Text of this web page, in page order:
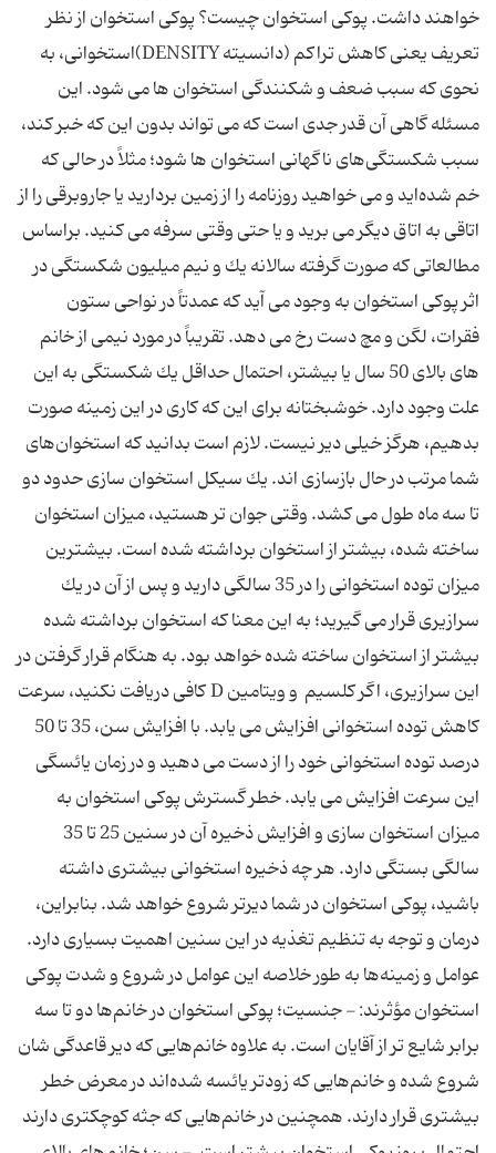
خواهند داشت. پوكی‌ استخوان‌ چیست؟ پوكی‌ استخوان‌ از نظر
تعریف‌ یعنی‌ كاهش‌ تراكم (دانسیته DENSITY)استخوانی، به‌
نحوی‌ كه‌ سبب‌ ضعف‌ و شكنندگی‌ استخوان‌ ها می ‌شود. این‌
مسئله‌ گاهی‌ آن‌ قدر جدی‌ است‌ كه‌ می ‌تواند بدون‌ این‌ كه‌ خبر كند،
سبب‌ شكستگی‌های‌ ناگهانی‌ استخوان‌ ها شود؛ مثلاً در حالی‌ كه‌
خم‌ شده‌اید و می ‌خواهید روزنامه‌ را از زمین‌ بردارید یا جاروبرقی‌ را از
اتاقی‌ به‌ اتاق‌ دیگر می برید و یا حتی‌ وقتی سرفه‌ می كنید. براساس‌
مطالعاتی‌ كه‌ صورت‌ گرفته سالانه‌ یك ‌و نیم ‌میلیون‌ شكستگی‌ در
اثر پوكی‌ استخوان‌ به‌ وجود می ‌آید كه‌ عمدتاً در نواحی‌ ستون‌
فقرات، لگن‌ و مچ‌ دست‌ رخ‌ می‌ دهد. تقریباً در مورد نیمی‌ از خانم‌
های‌ بالای‌ 50 سال‌ یا بیشتر، احتمال‌ حداقل‌ یك‌ شكستگی‌ به‌ این‌
علت‌ وجود دارد. خوشبختانه‌ برای‌ این‌ كه‌ كاری‌ در این‌ زمینه‌ صورت‌
بدهیم، هرگز خیلی‌ دیر نیست. لازم‌ است‌ بدانید كه‌ استخوان‌های‌
شما مرتب‌ در حال‌ بازسازی‌ اند. یك‌ سیكل‌ استخوان ‌سازی‌ حدود دو
تا سه‌ ماه‌ طول‌ می‌ كشد. وقتی‌ جوان ‌تر هستید، میزان‌ استخوان‌
ساخته ‌شده، بیشتر از استخوان‌ برداشته‌ شده‌ است. بیشترین‌
میزان‌ توده‌ استخوانی‌ را در 35 سالگی‌ دارید و پس‌ از آن‌ در یك‌
سرازیری‌ قرار می ‌گیرید؛ به‌ این‌ معنا كه‌ استخوان‌ برداشته ‌شده‌
بیشتر از استخوان‌ ساخته ‌شده‌ خواهد بود. به‌ هنگام‌ قرار گرفتن‌ در
این‌ سرازیری، اگر كلسیم ‌ و ویتامین D كافی‌ دریافت‌ نكنید، سرعت‌
كاهش‌ توده‌ استخوانی‌ افزایش‌ می‌ یابد. با افزایش‌ سن، 35 تا 50
درصد توده‌ استخوانی‌ خود را از دست‌ می ‌دهید و در زمان‌ یائسگی‌
این‌ سرعت‌ افزایش‌ می ‌یابد. خطر گسترش‌ پوكی‌ استخوان‌ به‌
میزان‌ استخوان ‌سازی‌ و افزایش‌ ذخیره‌ آن‌ در سنین‌ 25 تا 35
سالگی‌ بستگی‌ دارد. هر چه‌ ذخیره‌ استخوانی‌ بیشتری‌ داشته‌
باشید، پوكی‌ استخوان‌ در شما دیرتر شروع‌ خواهد شد. بنابراین،
درمان‌ و توجه‌ به‌ تنظیم‌ تغذیه‌ در این‌ سنین‌ اهمیت‌ بسیاری‌ دارد.
عوامل‌ و زمینه‌ها به‌ طور خلاصه‌ این‌ عوامل‌ در شروع‌ و شدت‌ پوكی‌
استخوان‌ مؤثرند: - جنسیت؛ پوكی‌ استخوان‌ در خانم‌ها دو تا سه‌
برابر شایع ‌تر از آقایان‌ است. به ‌علاوه خانم‌هایی‌ كه‌ دیر قاعدگی‌ شان‌
شروع‌ شده‌ و خانم‌هایی‌ كه‌ زودتر یائسه‌ شده‌اند در معرض‌ خطر
بیشتری‌ قرار دارند. همچنین‌ در خانم‌هایی‌ كه‌ جثه‌ كوچكتری‌ دارند